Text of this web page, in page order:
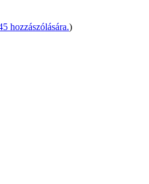
hozzászólására.)